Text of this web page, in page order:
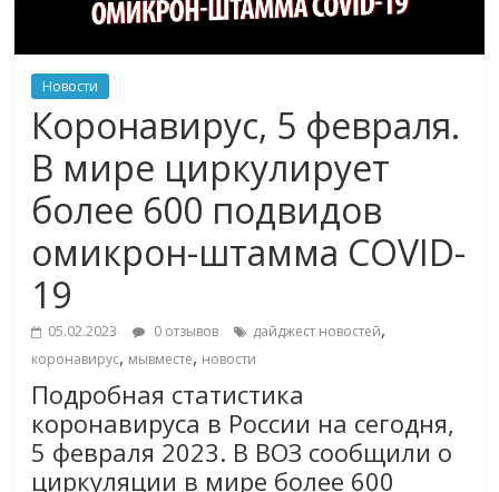
Новости
Коронавирус, 5 февраля.
В мире циркулирует
более 600 подвидов
омикрон-штамма COVID-
19
05.02.2023 0 отзывов дайджест новостей,
коронавирус, мывместе, новости
Подробная статистика
коронавируса в России на сегодня,
5 февраля 2023. В ВОЗ сообщили о
циркуляции в мире более 600